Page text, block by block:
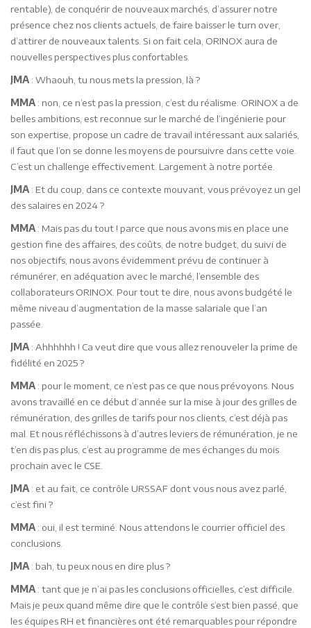
rentable), de conquérir de nouveaux marchés, d’assurer notre
présence chez nos clients actuels, de faire baisser le turn over,
d’attirer de nouveaux talents. Si on fait cela, ORINOX aura de
nouvelles perspectives plus confortables.
JMA : Whaouh, tu nous mets la pression, là ?
MMA : non, ce n’est pas la pression, c’est du réalisme. ORINOX a de
belles ambitions, est reconnue sur le marché de l’ingénierie pour
son expertise, propose un cadre de travail intéressant aux salariés,
il faut que l’on se donne les moyens de poursuivre dans cette voie.
C’est un challenge effectivement. Largement à notre portée.
JMA : Et du coup, dans ce contexte mouvant, vous prévoyez un gel
des salaires en 2024 ?
MMA : Mais pas du tout ! parce que nous avons mis en place une
gestion fine des affaires, des coûts, de notre budget, du suivi de
nos objectifs, nous avons évidemment prévu de continuer à
rémunérer, en adéquation avec le marché, l’ensemble des
collaborateurs ORINOX. Pour tout te dire, nous avons budgété le
même niveau d’augmentation de la masse salariale que l’an
passée.
JMA : Ahhhhhh ! Ca veut dire que vous allez renouveler la prime de
fidélité en 2025 ?
MMA : pour le moment, ce n’est pas ce que nous prévoyons. Nous
avons travaillé en ce début d’année sur la mise à jour des grilles de
rémunération, des grilles de tarifs pour nos clients, c’est déjà pas
mal. Et nous réfléchissons à d’autres leviers de rémunération, je ne
t’en dis pas plus, c’est au programme de mes échanges du mois
prochain avec le CSE.
JMA : et au fait, ce contrôle URSSAF dont vous nous avez parlé,
c’est fini ?
MMA : oui, il est terminé. Nous attendons le courrier officiel des
conclusions.
JMA : bah, tu peux nous en dire plus ?
MMA : tant que je n’ai pas les conclusions officielles, c’est difficile.
Mais je peux quand même dire que le contrôle s’est bien passé, que
les équipes RH et financières ont été remarquables pour répondre